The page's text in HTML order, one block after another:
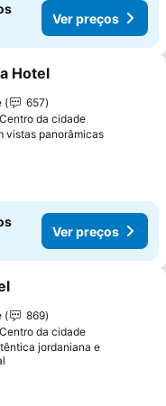
Ver preços
aos favoritos
Hotel
657
da cidade
vistas panorâmicas
Ver preços
aos favoritos
869
da cidade
jordaniana e